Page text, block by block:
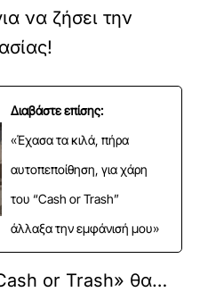
να ζήσει την
Διαβάστε επίσης:
«Έχασα τα κιλά, πήρα
αυτοπεποίθηση, για χάρη
του “Cash or Trash”
άλλαξα την εμφάνισή μου»
or Trash» θα…